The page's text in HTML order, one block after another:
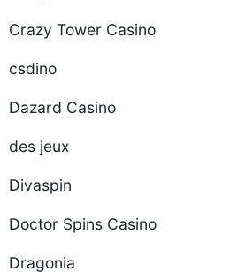
Crazy Tower Сasino
csdino
Dazard Casino
des jeux
Divaspin
Doctor Spins Casino
Dragonia